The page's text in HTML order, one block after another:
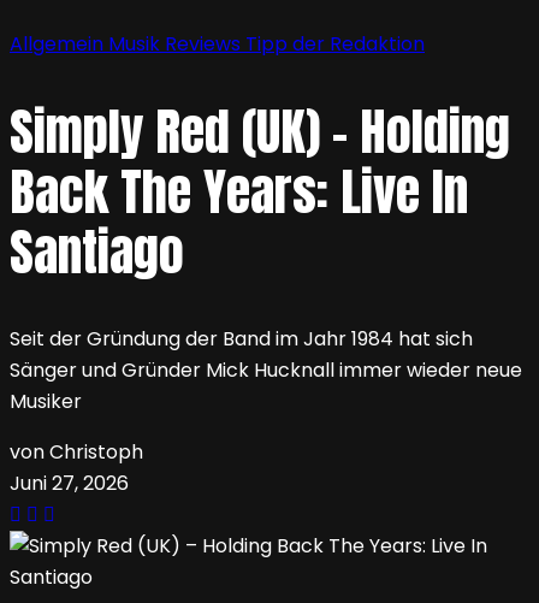
Allgemein Musik Reviews Tipp der Redaktion
Simply Red (UK) – Holding
Back The Years: Live In
Santiago
Seit der Gründung der Band im Jahr 1984 hat sich
Sänger und Gründer Mick Hucknall immer wieder neue
Musiker
von Christoph
Juni 27, 2026